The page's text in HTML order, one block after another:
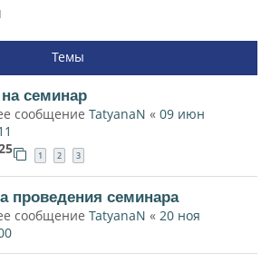
Темы
семинар
сообщение TatyanaN « 09 июн
1 2 3
проведения семинара
сообщение TatyanaN « 20 ноя